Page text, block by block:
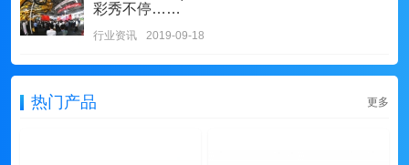
彩秀不停……
行业资讯 2019-09-18
热门产品 更多